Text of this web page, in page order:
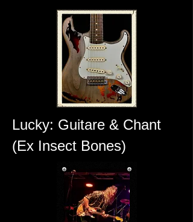
Lucky: Guitare & Chant
(Ex Insect Bones)